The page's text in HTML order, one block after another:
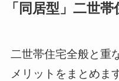
「同居型」二世
二世帯住宅全般と重
メリットをまとめま